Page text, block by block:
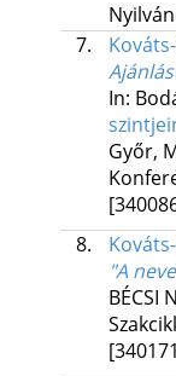
7.
In:
Győr,
8.
"A
BÉCSI